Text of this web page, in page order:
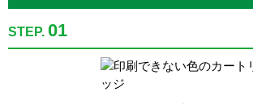
STEP. 01